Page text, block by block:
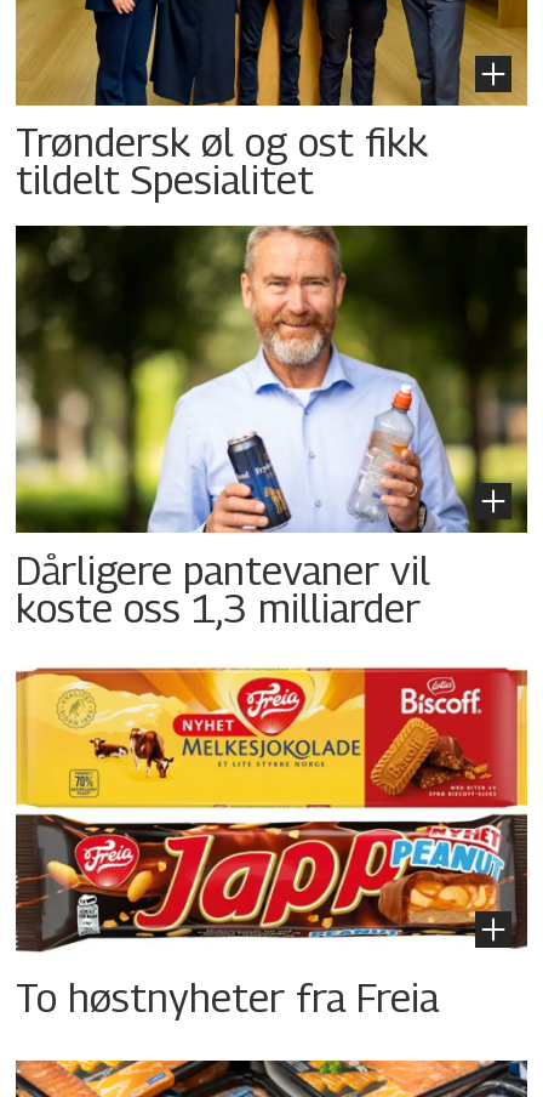
Trøndersk øl og ost fikk
tildelt Spesialitet
Dårligere pantevaner vil
koste oss 1,3 milliarder
To høstnyheter fra Freia